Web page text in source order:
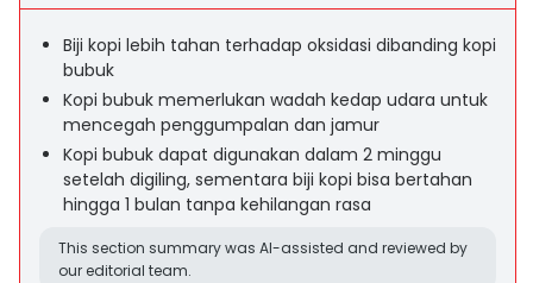
Biji kopi lebih tahan terhadap oksidasi dibanding kopi
bubuk
Kopi bubuk memerlukan wadah kedap udara untuk
mencegah penggumpalan dan jamur
Kopi bubuk dapat digunakan dalam 2 minggu
setelah digiling, sementara biji kopi bisa bertahan
hingga 1 bulan tanpa kehilangan rasa
This section summary was AI-assisted and reviewed by
our editorial team.